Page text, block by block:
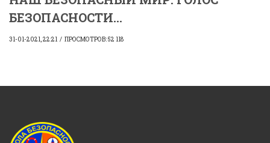
БЕЗОПАСНОСТИ...
31-01-2021, 22:21 ПРОСМОТРОВ: 52 118